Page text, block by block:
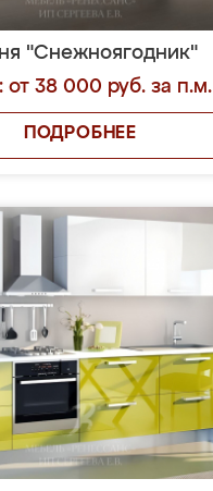
"Снежноягодник"
от 38 000 руб. за п.м.
ПОДРОБНЕЕ